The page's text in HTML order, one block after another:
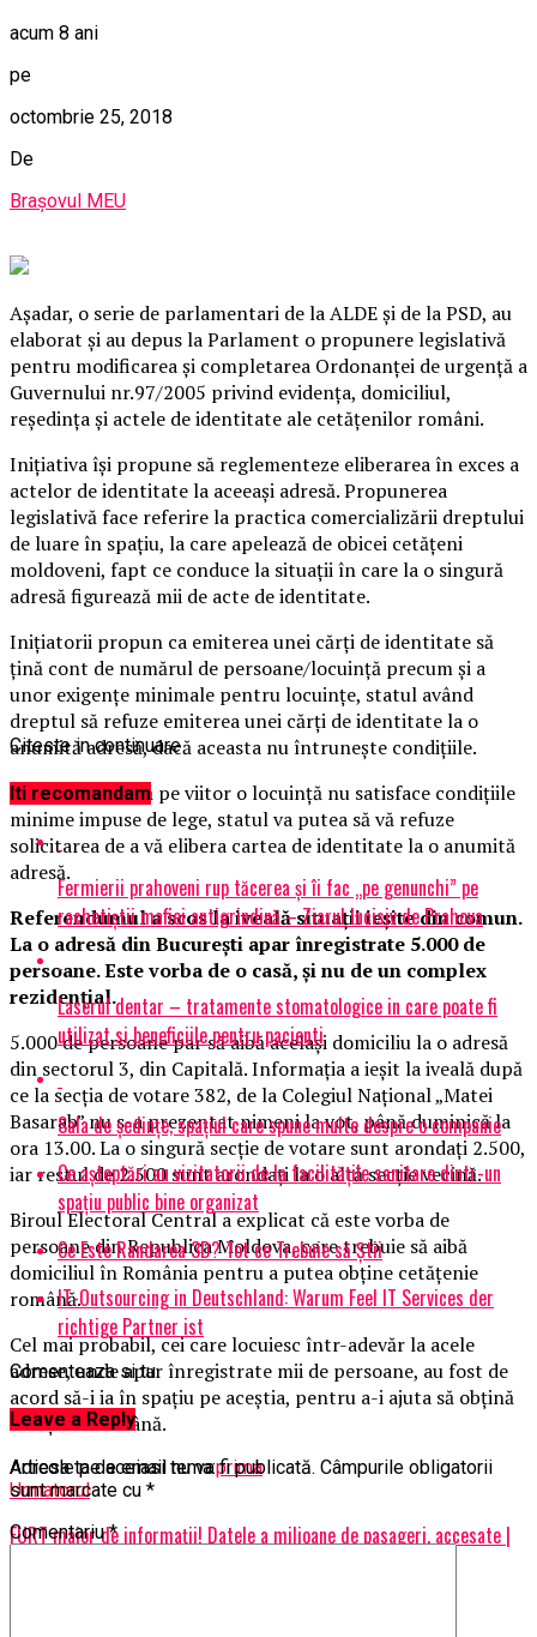
acum 8 ani
pe
octombrie 25, 2018
De
Brașovul MEU
Aşadar, o serie de parlamentari de la ALDE şi de la PSD, au
elaborat şi au depus la Parlament o propunere legislativă
pentru modificarea şi completarea Ordonanţei de urgenţă a
Guvernului nr.97/2005 privind evidenţa, domiciliul,
reşedinţa şi actele de identitate ale cetăţenilor români.
Iniţiativa îşi propune să reglementeze eliberarea în exces a
actelor de identitate la aceeaşi adresă.Propunerea
legislativă face referire la practica comercializării dreptului
de luare în spaţiu, la care apelează de obicei cetăţeni
moldoveni, fapt ce conduce la situaţii în care la o singură
adresă figurează mii de acte de identitate.
Iniţiatorii propun ca emiterea unei cărţi de identitate să
ţină cont de numărul de persoane/locuinţă precum şi a
unor exigenţe minimale pentru locuinţe, statul având
dreptul să refuze emiterea unei cărţi de identitate la o
anumită adresă, dacă aceasta nu întruneşte condiţiile.
Altfel spus, dacă pe viitor o locuinţă nu satisface condiţiile
minime impuse de lege, statul va putea să vă refuze
solicitarea de a vă elibera cartea de identitate la o anumită
adresă.
Referendumul a scos la iveală situaţii ieşite din comun.
La o adresă din Bucureşti apar înregistrate 5.000 de
persoane. Este vorba de o casă, şi nu de un complex
rezidenţial.
5.000 de persoane par să aibă acelaşi domiciliu la o adresă
din sectorul 3, din Capitală. Informaţia a ieşit la iveală după
ce la secţia de votare 382, de la Colegiul Naţional „Matei
Basarab” nu s-a prezentat nimeni la vot, până duminică la
ora 13.00. La o singură secţie de votare sunt arondaţi 2.500,
iar restul de 2.500 sunt arondaţi la o altă secţie vecină.
Biroul Electoral Central a explicat că este vorba de
persoane din Republica Moldova, care trebuie să aibă
domiciliul în România pentru a putea obţine cetăţenie
română.
Cel mai probabil, cei care locuiesc într-adevăr la acele
adrese, unde apar înregistrate mii de persoane, au fost de
acord să-i ia în spaţiu pe aceştia, pentru a-i ajuta să obţină
cetăţenie română.
Articole pe aceiasi tema:prima
Urmatorul
FURT major de informaţii! Datele a milioane de pasageri, accesate |
Citeste in continuare
Iti recomandam
Fermierii prahoveni rup tăcerea și îi fac „pe genunchi” pe
rachetiștii mafiei antigrindină – Ziarul Incisiv de Prahova
Laserul dentar – tratamente stomatologice in care poate fi
utilizat si beneficiile pentru pacienti
Sala de ședințe, spațiul care spune multe despre o companie
Ce așteptări au vizitatorii de la facilitățile sanitare dintr-un
spațiu public bine organizat
Ce Este Randarea 3D? Tot ce Trebuie să Știi
IT-Outsourcing in Deutschland: Warum Feel IT Services der
richtige Partner ist
Comenteaza si tu
Leave a Reply
Adresa ta de email nu va fi publicată. Câmpurile obligatorii
sunt marcate cu *
Comentariu*